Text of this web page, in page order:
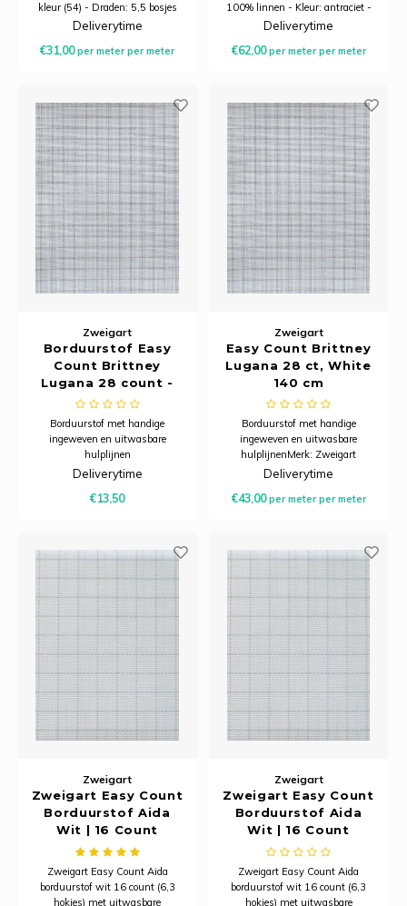
kleur (54) - Draden: 5,5 bosjes
per centimeter Minimale afname
Deliverytime
€31,00per meterper meter
100% linnen - Kleur: antraciet -
'Charcoal Gray' handwerkstof
centimeter
Deliverytime
€62,00per meterper meter
Zweigart
Borduurstof Easy
Count Brittney
Lugana 28 count -
White 50x70 cm -
Zweigart
Borduurstof met handige
ingeweven en uitwasbare
hulplijnen
Deliverytime
€13,50
Zweigart
Easy Count Brittney
Lugana 28 ct, White
140 cm
Borduurstof met handige
ingeweven en uitwasbare
hulplijnenMerk: Zweigart
Lugana Brittney, 28 count, 11-
Breedte: 140 cm breed
Deliverytime
€43,00per meterper meter
Zweigart
Zweigart Easy Count
Borduurstof Aida
Wit | 16 Count
(6,3/cm) | Stuk 50 x
Zweigart Easy Count Aida
borduurstof wit 16 count (6,3
hokjes) met uitwasbare
Zweigart
Zweigart Easy Count
Borduurstof Aida
Wit | 16 Count
(6,3/cm) | 110 cm
Zweigart Easy Count Aida
borduurstof wit 16 count (6,3
hokjes) met uitwasbare